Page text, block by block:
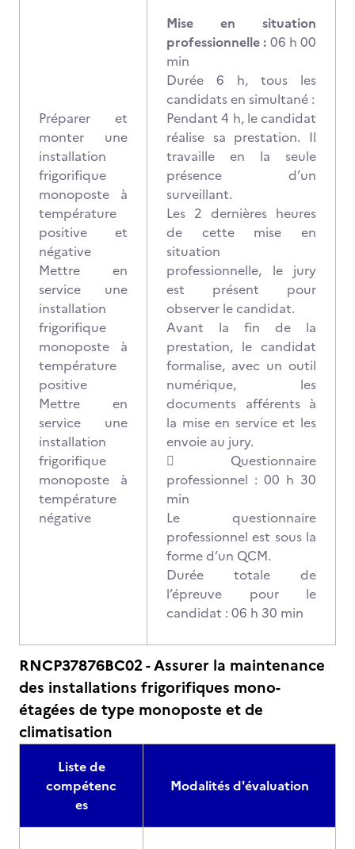
Préparer et
monter une
installation
frigorifique
monoposte à
température
positive et
négative
Mettre en
service une
installation
frigorifique
monoposte à
température
positive
Mettre en
service une
installation
frigorifique
monoposte à
température
négative
Mise en situation
professionnelle : 06 h 00
min
Durée 6 h, tous les
candidats en simultané :
Pendant 4 h, le candidat
réalise sa prestation. Il
travaille en la seule
présence d’un
surveillant.
Les 2 dernières heures
de cette mise en
situation
professionnelle, le jury
est présent pour
observer le candidat.
Avant la fin de la
prestation, le candidat
formalise, avec un outil
numérique, les
documents afférents à
la mise en service et les
envoie au jury.
 Questionnaire
professionnel : 00 h 30
min
Le questionnaire
professionnel est sous la
forme d’un QCM.
Durée totale de
l’épreuve pour le
candidat : 06 h 30 min
RNCP37876BC02 - Assurer la maintenance
des installations frigorifiques mono-
étagées de type monoposte et de
climatisation
Liste de
compétenc
es
Modalités d'évaluation